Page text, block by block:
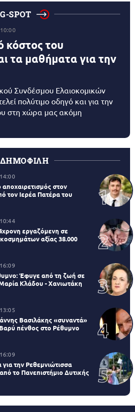
G-SPOT
10:00
κόστος του
τα μαθήματα για την
Συνδέσμου Ελαιοκομικών
πολύτιμο οδηγό και για την
στη χώρα μας ακόμη
ΔΗΜΟΦΙΛΗ
14:00
στον
τον Ιερέα Πατέρα του
10:44
εργαζόμενη σε
αξίας 38.000
16:09
Έφυγε από τη ζωή σε
Κλάδου - Χανιωτάκη
13:05
Βασιλάκης «συναντά»
πένθος στο Ρέθυμνο
16:09
την Ρεθεμνιώτισσα
το Πανεπιστήμιο Δυτικής